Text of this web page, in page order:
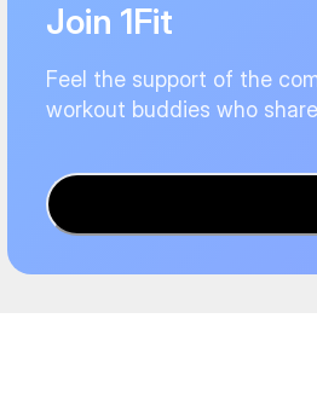
Join 1Fit
Feel the support of the
workout buddies who